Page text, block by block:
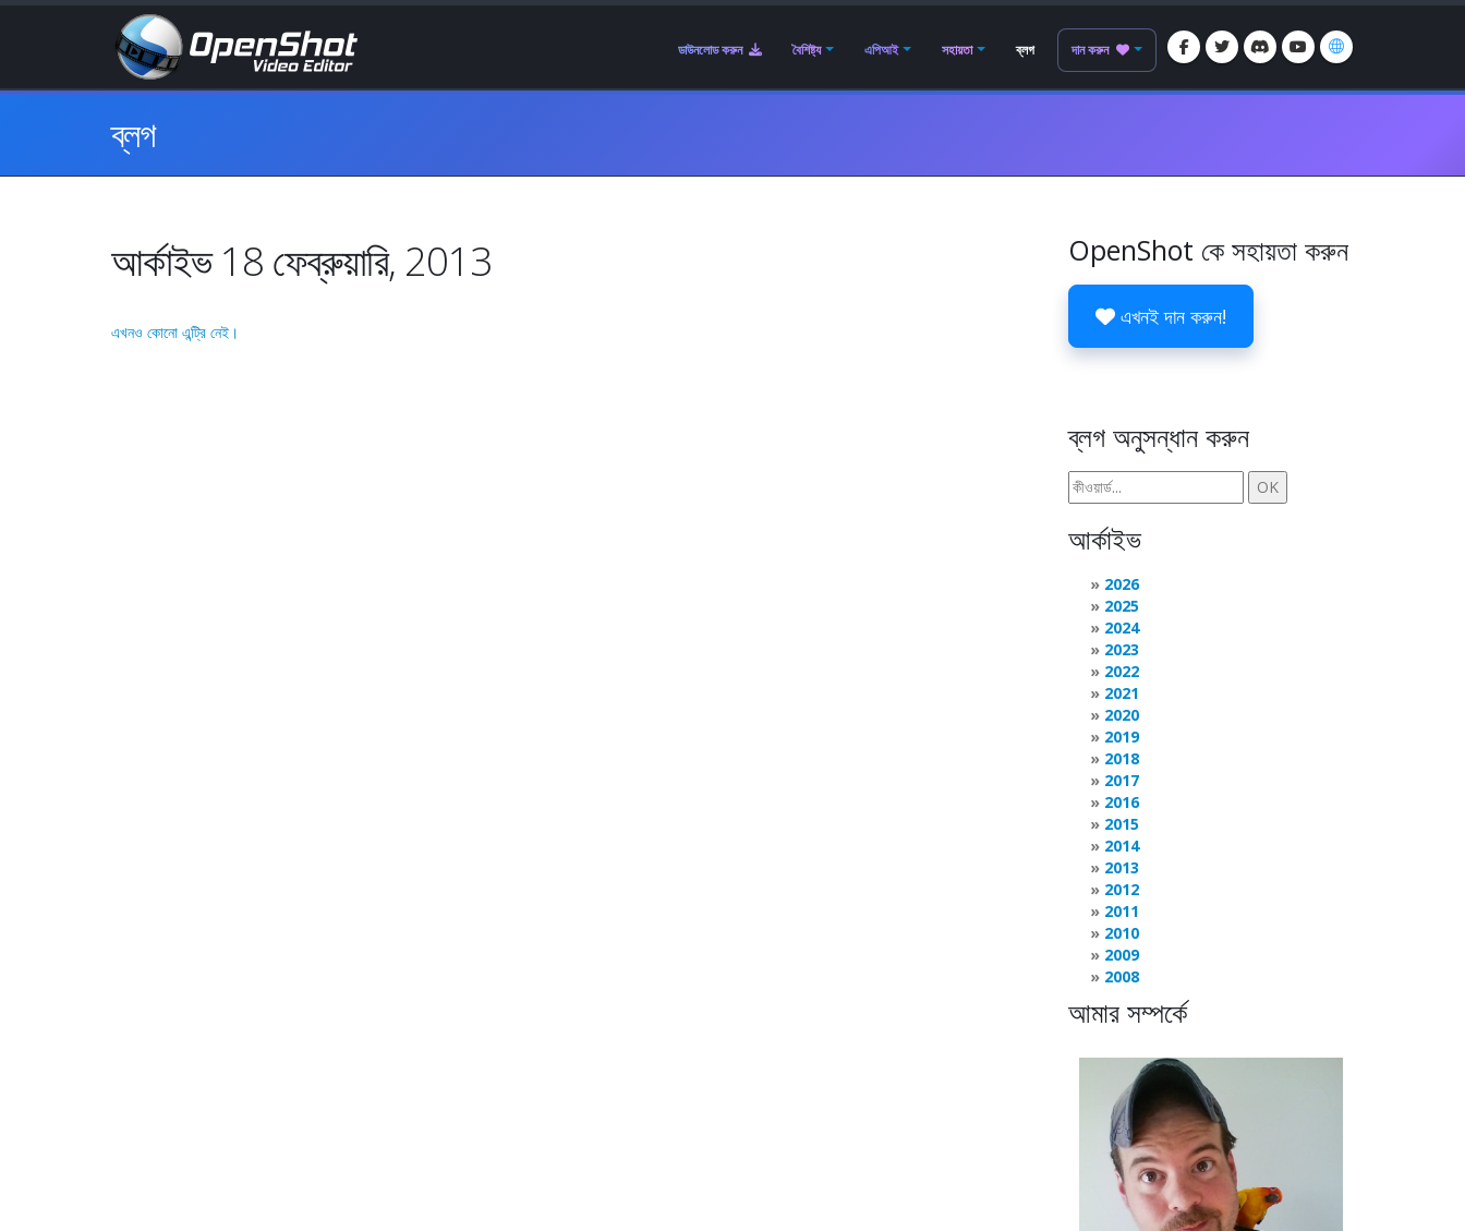
ডাউনলোড করুন বৈশিষ্ট্য এপিআই সহায়তা ব্লগ দান করুন
ব্লগ
আর্কাইভ 18 ফেব্রুয়ারি, 2013
এখনও কোনো এন্ট্রি নেই।
OpenShot কে সহায়তা করুন
এখনই দান করুন!
ব্লগ অনুসন্ধান করুন
আর্কাইভ
2026
2025
2024
2023
2022
2021
2020
2019
2018
2017
2016
2015
2014
2013
2012
2011
2010
2009
2008
আমার সম্পর্কে